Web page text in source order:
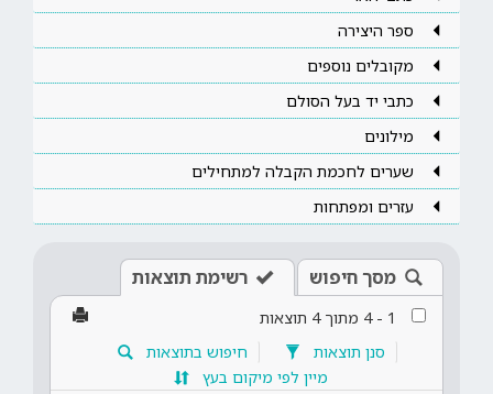
ספר היצירה
מקובלים נוספים
כתבי יד בעל הסולם
מילונים
שערים לחכמת הקבלה למתחילים
עזרים ומפתחות
מסך חיפוש רשימת תוצאות
1
-
4 מתוך4 תוצאות
סנן תוצאות
חיפוש בתוצאות
מיין לפי מיקום בעץ